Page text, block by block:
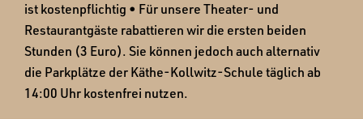
ist kostenpflichtig • Für unsere Theater- und
Restaurantgäste rabattieren wir die ersten beiden
Stunden (3 Euro). Sie können jedoch auch alternativ
die Parkplätze der Käthe-Kollwitz-Schule täglich ab
14:00 Uhr kostenfrei nutzen.